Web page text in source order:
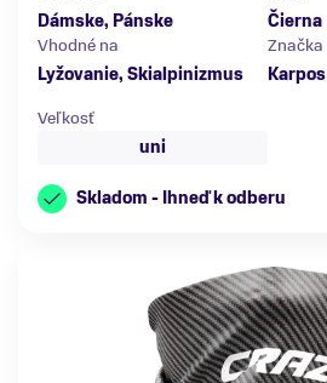
Dámske, Pánske
Čierna
Vhodné na
Lyžovanie, Skialpinizmus
Značka
Karpos
Veľkosť
uni
Skladom - Ihneď k odberu